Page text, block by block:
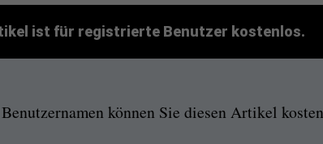
ist für registrierte Benutzer kostenlos.
können Sie diesen Artikel